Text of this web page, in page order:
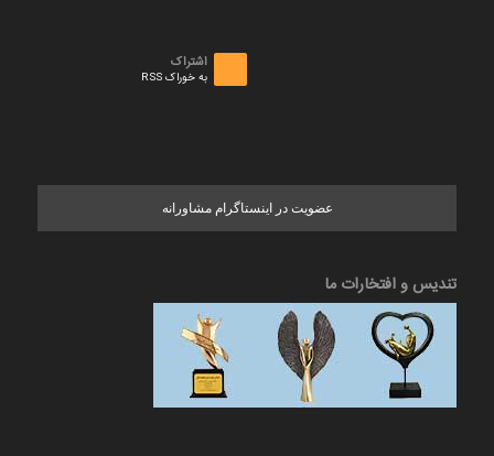
اشتراک
به خوراک RSS
عضویت در اینستاگرام مشاورانه
تندیس و افتخارات ما